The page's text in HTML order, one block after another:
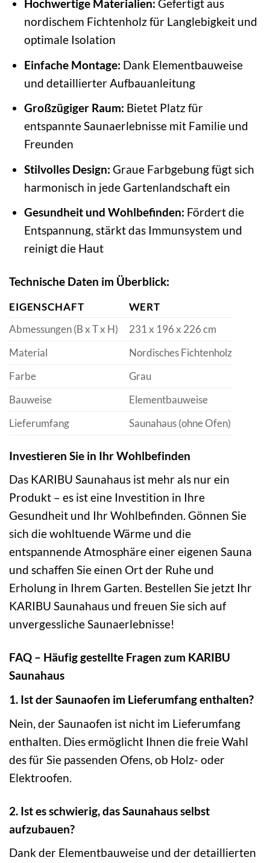
Hochwertige Materialien: Gefertigt aus
nordischem Fichtenholz für Langlebigkeit und
optimale Isolation
Einfache Montage: Dank Elementbauweise
und detaillierter Aufbauanleitung
Großzügiger Raum: Bietet Platz für
entspannte Saunaerlebnisse mit Familie und
Freunden
Stilvolles Design: Graue Farbgebung fügt sich
harmonisch in jede Gartenlandschaft ein
Gesundheit und Wohlbefinden: Fördert die
Entspannung, stärkt das Immunsystem und
reinigt die Haut
Technische Daten im Überblick:
EIGENSCHAFT
WERT
Abmessungen (B x T x H)
231 x 196 x 226 cm
Material
Nordisches Fichtenholz
Farbe
Grau
Bauweise
Elementbauweise
Lieferumfang
Saunahaus (ohne Ofen)
Investieren Sie in Ihr Wohlbefinden
Das KARIBU Saunahaus ist mehr als nur ein
Produkt – es ist eine Investition in Ihre
Gesundheit und Ihr Wohlbefinden. Gönnen Sie
sich die wohltuende Wärme und die
entspannende Atmosphäre einer eigenen Sauna
und schaffen Sie einen Ort der Ruhe und
Erholung in Ihrem Garten. Bestellen Sie jetzt Ihr
KARIBU Saunahaus und freuen Sie sich auf
unvergessliche Saunaerlebnisse!
FAQ – Häufig gestellte Fragen zum KARIBU
Saunahaus
1. Ist der Saunaofen im Lieferumfang enthalten?
Nein, der Saunaofen ist nicht im Lieferumfang
enthalten. Dies ermöglicht Ihnen die freie Wahl
des für Sie passenden Ofens, ob Holz- oder
Elektroofen.
2. Ist es schwierig, das Saunahaus selbst
aufzubauen?
Dank der Elementbauweise und der detaillierten